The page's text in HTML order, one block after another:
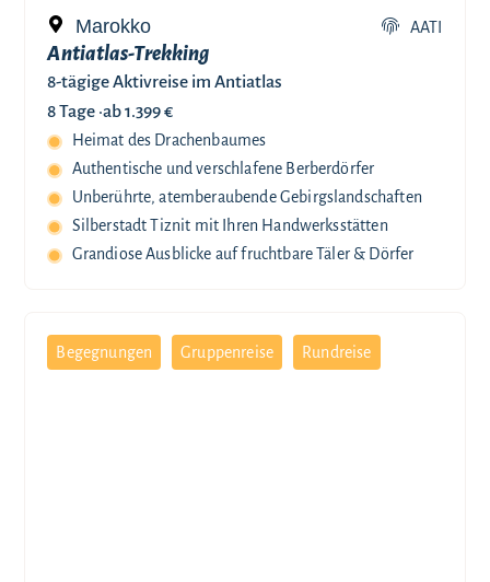
Marokko AATI
Antiatlas-Trekking
8-tägige Aktivreise im Antiatlas
8 Tage ·ab 1.399 €
Heimat des Drachenbaumes
Authentische und verschlafene Berberdörfer
Unberührte, atemberaubende Gebirgslandschaften
Silberstadt Tiznit mit Ihren Handwerksstätten
Grandiose Ausblicke auf fruchtbare Täler & Dörfer
Begegnungen Gruppenreise Rundreise